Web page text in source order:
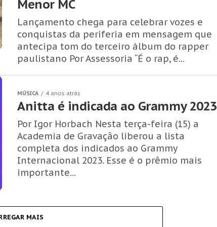
Menor MC
Lançamento chega para celebrar vozes e
conquistas da periferia em mensagem que
antecipa tom do terceiro álbum do rapper
paulistano Por Assessoria “É o rap, é...
MÚSICA 4 anos atrás
Anitta é indicada ao Grammy 2023
Por Igor Horbach Nesta terça-feira (15) a
Academia de Gravação liberou a lista
completa dos indicados ao Grammy
Internacional 2023. Esse é o prêmio mais
importante...
MAIS